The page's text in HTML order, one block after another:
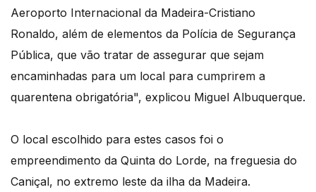
Aeroporto Internacional da Madeira-Cristiano
Ronaldo, além de elementos da Polícia de Segurança
Pública, que vão tratar de assegurar que sejam
encaminhadas para um local para cumprirem a
quarentena obrigatória", explicou Miguel Albuquerque.
O local escolhido para estes casos foi o
empreendimento da Quinta do Lorde, na freguesia do
Caniçal, no extremo leste da ilha da Madeira.